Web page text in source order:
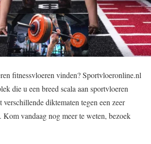
fitnessvloeren vinden? Sportvloeronline.nl
die u een breed scala aan sportvloeren
diktematen tegen een zeer
Kom vandaag nog meer te weten, bezoek